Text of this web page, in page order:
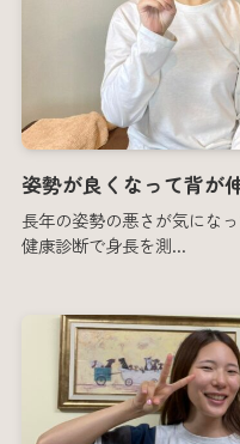
姿勢が良くなって背が
長年の姿勢の悪さが気にな
健康診断で身長を測...